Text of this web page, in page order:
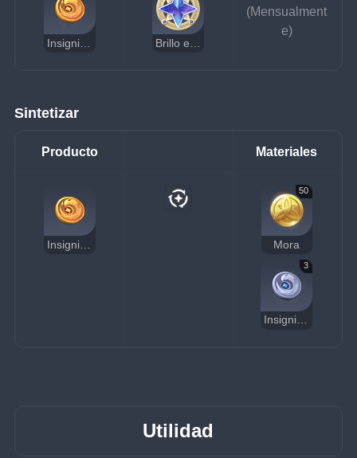
Insignia de cuervo dorada
(Mensualment
e)
Sintetizar
Producto Materiales
Insignia de cuervo dorada
50
Mora
3
Insignia de cuervo plateada
Utilidad